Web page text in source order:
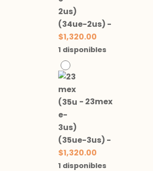
(34ue-2us) -
$1,320.00
1 disponibles
- 23mex
(35ue-3us) -
$1,320.00
1 disponibles